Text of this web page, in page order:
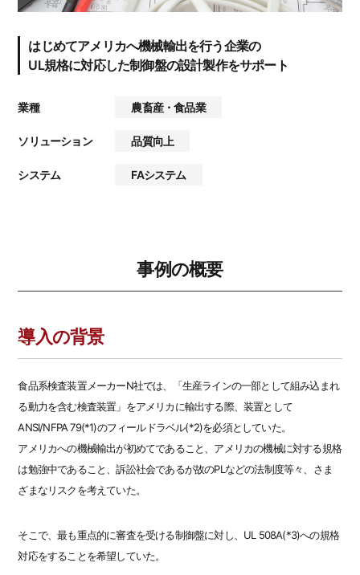
はじめてアメリカへ機械輸出を行う企業の
UL規格に対応した制御盤の設計製作をサポート
業種 農畜産・食品業
ソリューション 品質向上
システム FAシステム
事例の概要
導入の背景
食品系検査装置メーカーN社では、「生産ラインの一部として組み込まれ
る動力を含む検査装置」をアメリカに輸出する際、装置として
ANSI/NFPA 79(*1)のフィールドラベル(*2)を必須としていた。
アメリカへの機械輸出が初めてであること、アメリカの機械に対する規格
は勉強中であること、訴訟社会であるが故のPLなどの法制度等々、さま
ざまなリスクを考えていた。
そこで、最も重点的に審査を受ける制御盤に対し、UL 508A(*3)への規格
対応をすることを希望していた。